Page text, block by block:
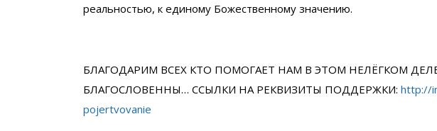
реальностью, к единому Божественному значению.
БЛАГОДАРИМ ВСЕХ КТО ПОМОГАЕТ НАМ В ЭТОМ НЕЛЁГКОМ
БЛАГОСЛОВЕННЫ… ССЫЛКИ НА РЕКВИЗИТЫ ПОДДЕРЖКИ: http://
pojertvovanie